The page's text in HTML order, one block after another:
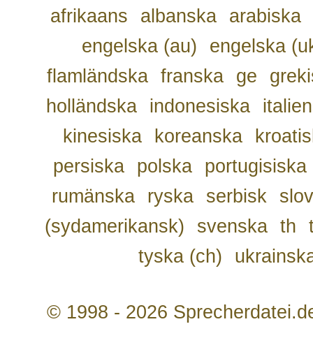
afrikaans albanska
arabiska
engelska (au)
engelska
flamländska franska ge
holländska
indonesiska
kinesiska
koreanska
persiska
polska
portugisiska
rumänska
ryska serbisk
(sydamerikansk)
svenska th
tyska (ch)
© 1998 - 2026